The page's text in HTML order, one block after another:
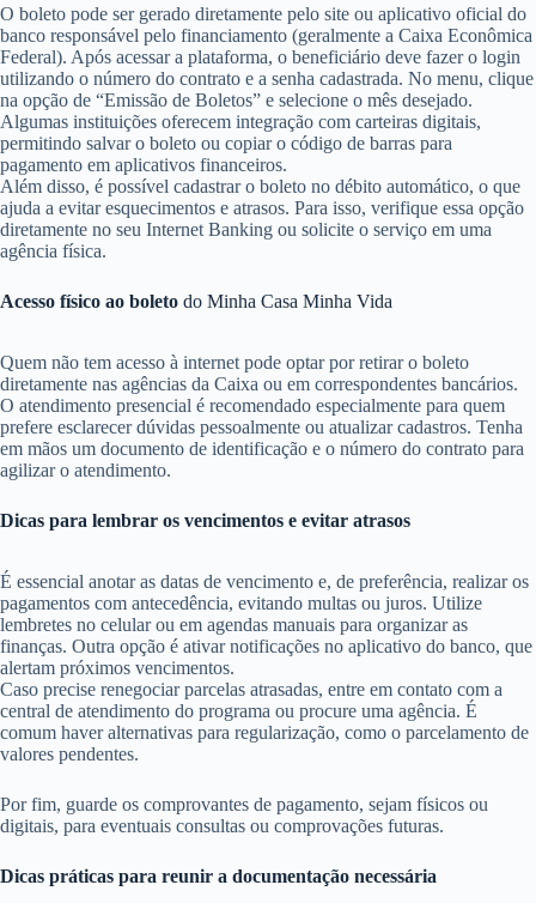
O boleto pode ser gerado diretamente pelo site ou aplicativo oficial do
banco responsável pelo financiamento (geralmente a Caixa Econômica
Federal). Após acessar a plataforma, o beneficiário deve fazer o login
utilizando o número do contrato e a senha cadastrada. No menu, clique
na opção de “Emissão de Boletos” e selecione o mês desejado.
Algumas instituições oferecem integração com carteiras digitais,
permitindo salvar o boleto ou copiar o código de barras para
pagamento em aplicativos financeiros.
Além disso, é possível cadastrar o boleto no débito automático, o que
ajuda a evitar esquecimentos e atrasos. Para isso, verifique essa opção
diretamente no seu Internet Banking ou solicite o serviço em uma
agência física.
Acesso físico ao boleto do Minha Casa Minha Vida
Quem não tem acesso à internet pode optar por retirar o boleto
diretamente nas agências da Caixa ou em correspondentes bancários.
O atendimento presencial é recomendado especialmente para quem
prefere esclarecer dúvidas pessoalmente ou atualizar cadastros. Tenha
em mãos um documento de identificação e o número do contrato para
agilizar o atendimento.
Dicas para lembrar os vencimentos e evitar atrasos
É essencial anotar as datas de vencimento e, de preferência, realizar os
pagamentos com antecedência, evitando multas ou juros. Utilize
lembretes no celular ou em agendas manuais para organizar as
finanças. Outra opção é ativar notificações no aplicativo do banco, que
alertam próximos vencimentos.
Caso precise renegociar parcelas atrasadas, entre em contato com a
central de atendimento do programa ou procure uma agência. É
comum haver alternativas para regularização, como o parcelamento de
valores pendentes.
Por fim, guarde os comprovantes de pagamento, sejam físicos ou
digitais, para eventuais consultas ou comprovações futuras.
Dicas práticas para reunir a documentação necessária